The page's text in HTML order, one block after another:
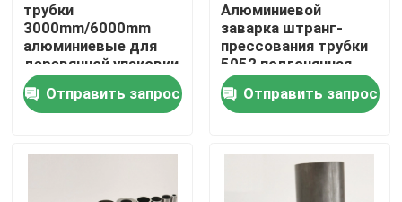
Ролики
О нас
Проверка качества
трубки
3000mm/6000mm
алюминиевые для
деревянной упаковки
случая/паллета/
коробки
Отправить запрос
Алюминиевой
заварка штранг-
прессования трубки
5052 подгонянная
толщиной бросая
свертывая
Отправить запрос